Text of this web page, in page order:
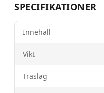
SPECIFIKATIONER
Innehall
Vikt
Traslag